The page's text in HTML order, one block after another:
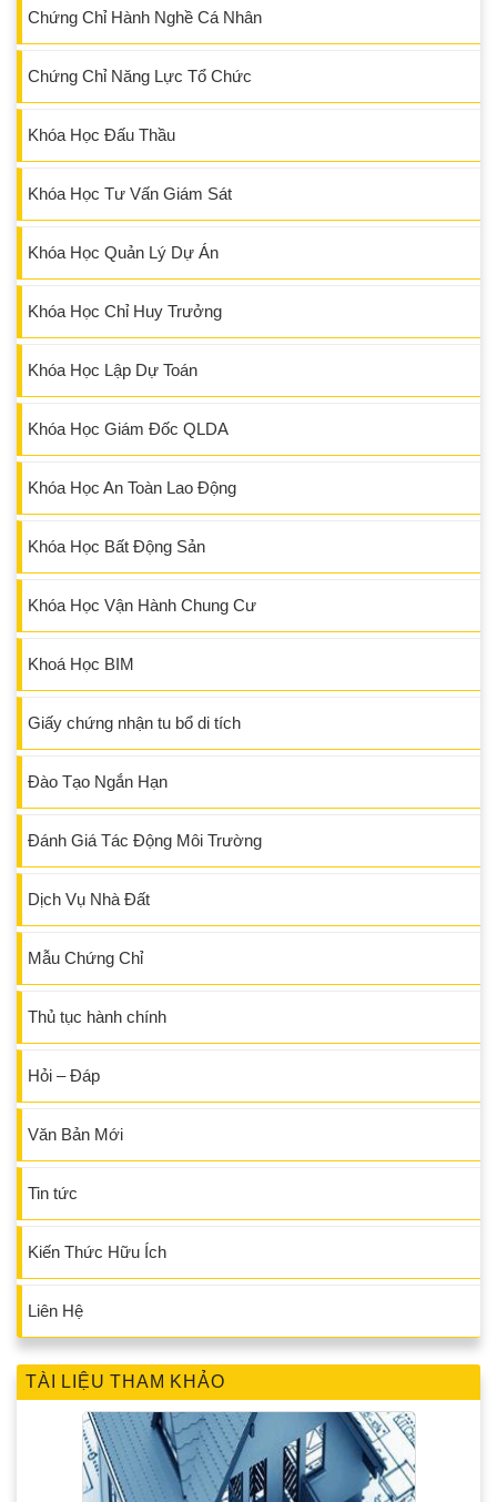
Chứng Chỉ Hành Nghề Cá Nhân
Chứng Chỉ Năng Lực Tổ Chức
Khóa Học Đấu Thầu
Khóa Học Tư Vấn Giám Sát
Khóa Học Quản Lý Dự Án
Khóa Học Chỉ Huy Trưởng
Khóa Học Lập Dự Toán
Khóa Học Giám Đốc QLDA
Khóa Học An Toàn Lao Động
Khóa Học Bất Động Sản
Khóa Học Vận Hành Chung Cư
Khoá Học BIM
Giấy chứng nhận tu bổ di tích
Đào Tạo Ngắn Hạn
Đánh Giá Tác Động Môi Trường
Dịch Vụ Nhà Đất
Mẫu Chứng Chỉ
Thủ tục hành chính
Hỏi – Đáp
Văn Bản Mới
Tin tức
Kiến Thức Hữu Ích
Liên Hệ
TÀI LIỆU THAM KHẢO